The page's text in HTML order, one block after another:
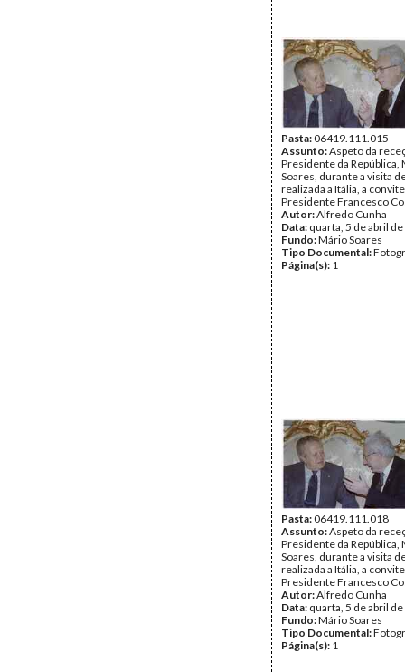
Pasta:06419.111.015
Assunto:Aspeto da
Presidente da República,
Soares, durante a visita
realizada a Itália, a
Presidente Francesco
Autor:Alfredo Cunha
Data: quarta, 5 de abril
Fundo:Mário Soares
Tipo Documental:
Página(s): 1
Pasta:06419.111.018
Assunto:Aspeto da
Presidente da República,
Soares, durante a visita
realizada a Itália, a
Presidente Francesco
Autor:Alfredo Cunha
Data: quarta, 5 de abril
Fundo:Mário Soares
Tipo Documental:
Página(s): 1